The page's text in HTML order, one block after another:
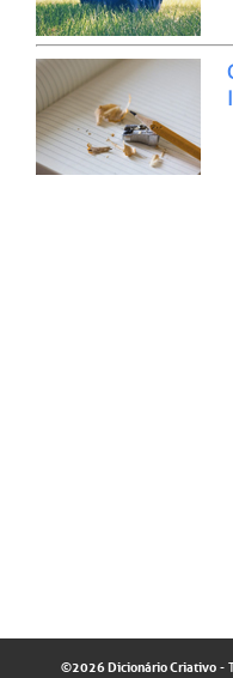
©2026 Dicionário Criativo-